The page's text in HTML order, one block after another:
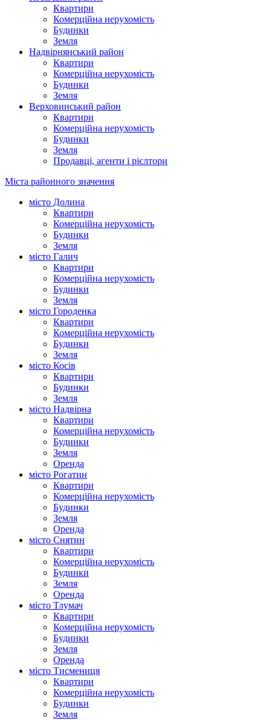
Квартири
Комерційна нерухомість
Будинки
Земля
Надвірнянський район
Квартири
Комерційна нерухомість
Будинки
Земля
Верховинський район
Квартири
Комерційна нерухомість
Будинки
Земля
Продавці, агенти і рієлтори
Міста районного значення
місто Долина
Квартири
Комерційна нерухомість
Будинки
Земля
місто Галич
Квартири
Комерційна нерухомість
Будинки
Земля
місто Городенка
Квартири
Комерційна нерухомість
Будинки
Земля
місто Косів
Квартири
Будинки
Земля
місто Надвірна
Квартири
Комерційна нерухомість
Будинки
Земля
Оренда
місто Рогатин
Квартири
Комерційна нерухомість
Будинки
Земля
Оренда
місто Снятин
Квартири
Комерційна нерухомість
Будинки
Земля
Оренда
місто Тлумач
Квартири
Комерційна нерухомість
Будинки
Земля
Оренда
місто Тисмениця
Квартири
Комерційна нерухомість
Будинки
Земля